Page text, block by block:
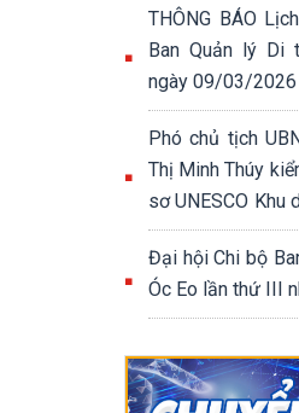
THÔNG BÁO
Ban Quản lý Di
ngày 09/03/
Phó chủ tịch
Thị Minh Thúy
sơ UNESCO Khu
Thê.
Đại hội Chi bộ
Óc Eo lần thứ III